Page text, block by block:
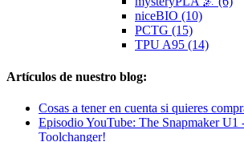
niceBIO (10)
PCTG (15)
TPU A95 (14)
Artículos de nuestro blog:
Cosas a tener en cuenta si quieres
Episodio YouTube: The Snapmaker
Toolchanger!